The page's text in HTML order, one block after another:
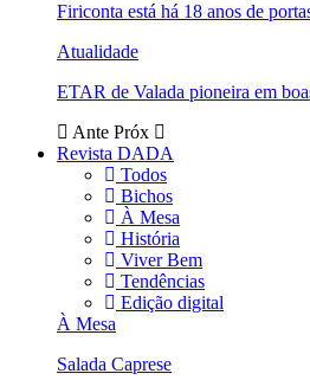
Firiconta está há 18 anos de
Atualidade
ETAR de Valada pioneira em
Ante Próx
Revista DADA
Todos
Bichos
À Mesa
História
Viver Bem
Tendências
Edição digital
À Mesa
Salada Caprese